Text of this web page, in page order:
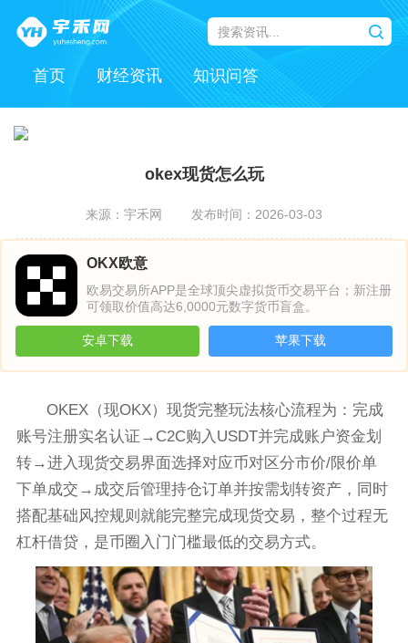
首页 财经资讯 知识问答
okex现货怎么玩
来源：宇禾网 发布时间：2026-03-03
OKX欧意
欧易交易所APP是全球顶尖虚拟货币交易平台；新注册
可领取价值高达6,0000元数字货币盲盒。
安卓下载 苹果下载
OKEX（现OKX）现货完整玩法核心流程为：完成
账号注册实名认证→C2C购入USDT并完成账户资金划
转→进入现货交易界面选择对应币对区分市价/限价单
下单成交→成交后管理持仓订单并按需划转资产，同时
搭配基础风控规则就能完整完成现货交易，整个过程无
杠杆借贷，是币圈入门门槛最低的交易方式。